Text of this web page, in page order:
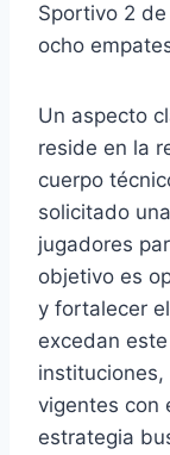
Sportivo 2
ocho
Un aspecto
reside en la
cuerpo
solicitado
jugadores
objetivo es
y fortalecer
excedan
vigentes con
estrategia